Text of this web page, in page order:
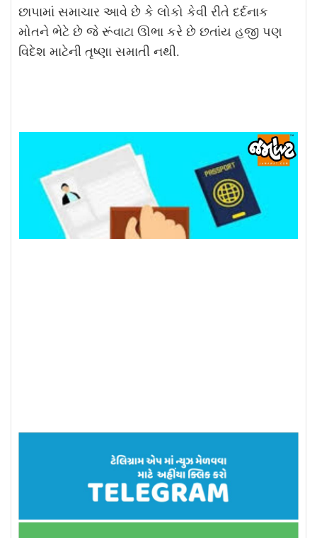
છાપામાં સમાચાર આવે છે કે લોકો કેવી રીતે દર્દનાક
મોતને ભેટે છે જે રૂંવાટા ઊભા કરે છે છતાંય હજી પણ
વિદેશ માટેની તૃષ્ણા સમાતી નથી.